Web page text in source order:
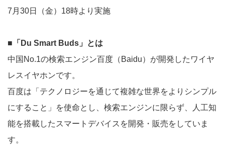
7月30日（金）18時より実施
■「Du Smart Buds」とは
中国No.1の検索エンジン百度（Baidu）が開発したワイヤ
レスイヤホンです。
百度は「テクノロジーを通じて複雑な世界をよりシンプル
にすること」を使命とし、検索エンジンに限らず、人工知
能を搭載したスマートデバイスを開発・販売をしていま
す。